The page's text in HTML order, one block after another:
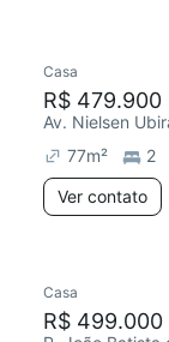
Casa
R$ 479.900
Av. Nielsen
77m² 2
Ver contato
Casa
R$ 499.000